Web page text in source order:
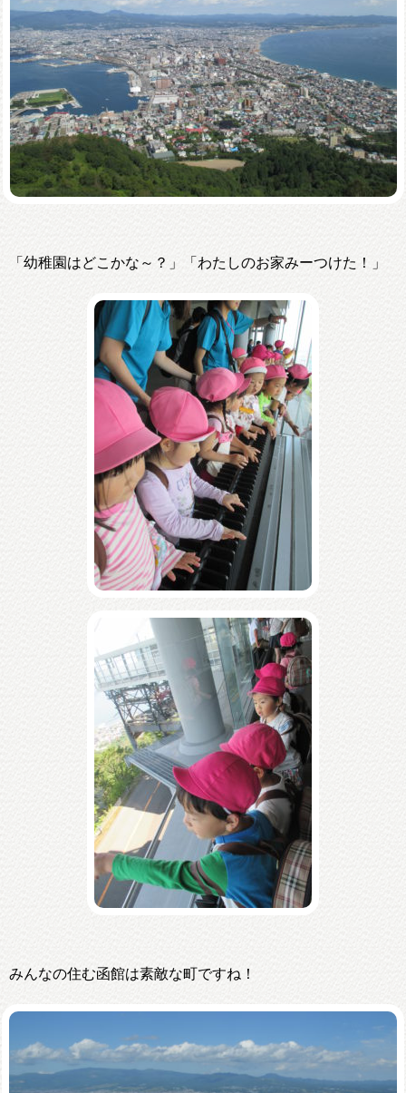
「幼稚園はどこかな～？」「わたしのお家みーつけた！」
みんなの住む函館は素敵な町ですね！